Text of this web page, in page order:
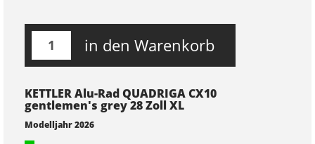
in den Warenkorb
KETTLER Alu-Rad QUADRIGA CX10
gentlemen's grey 28 Zoll XL
Modelljahr 2026